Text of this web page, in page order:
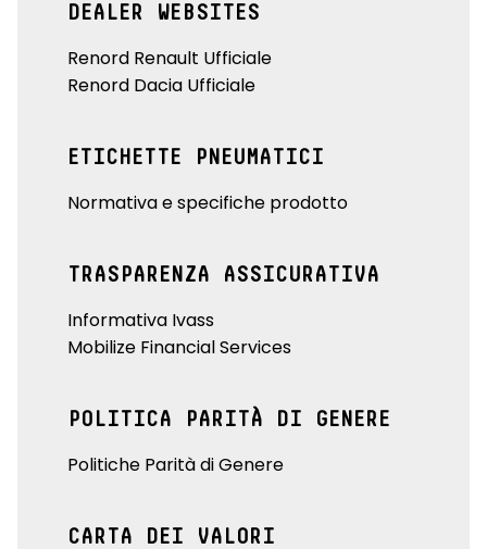
DEALER WEBSITES
Renord Renault Ufficiale
Renord Dacia Ufficiale
ETICHETTE PNEUMATICI
Normativa e specifiche prodotto
TRASPARENZA ASSICURATIVA
Informativa Ivass
Mobilize Financial Services
POLITICA PARITÀ DI GENERE
Politiche Parità di Genere
CARTA DEI VALORI